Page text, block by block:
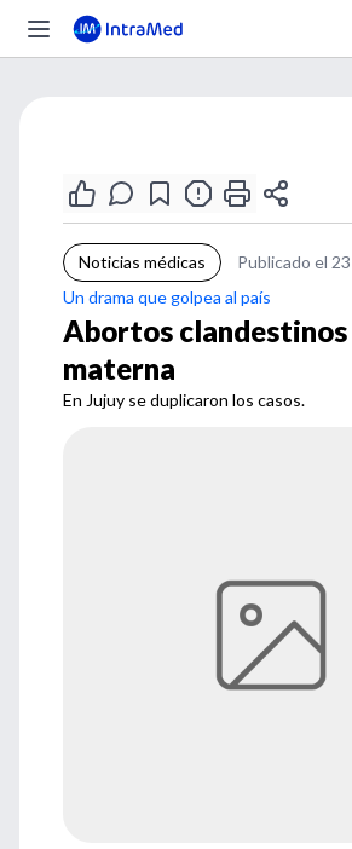
Noticias médicas
Publicado el
Un drama que golpea al país
Abortos
materna
En Jujuy se duplicaron los casos.